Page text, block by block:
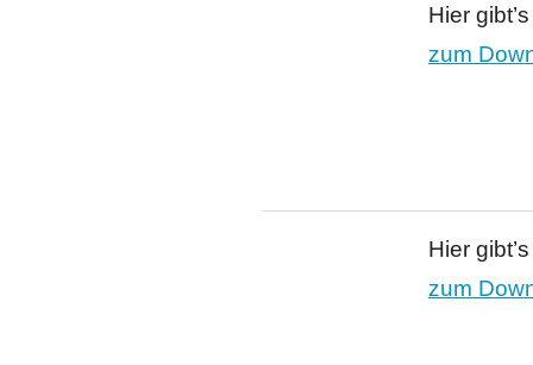
Hier
zum
Hier
zum